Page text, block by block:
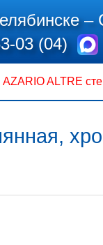
–
03 (04)
AZARIO ALTRE